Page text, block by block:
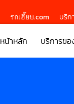
รถเฮี๊ยบ.com บริก
หน้าหลัก บริการขอ